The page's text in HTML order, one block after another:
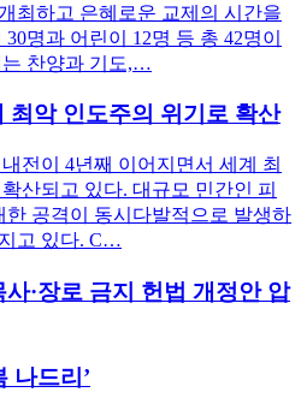
최하고 은혜로운 교제의 시간을
명과 어린이 12명 등 총 42명이
는 찬양과 기도,…
최악 인도주의 위기로 확산
전이 4년째 이어지면서 세계 최
산되고 있다. 대규모 민간인 피
공격이 동시다발적으로 발생하
고 있다. C…
·장로 금지 헌법 개정안 압
나드리’